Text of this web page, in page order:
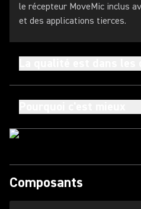
le récepteur MoveMic inclus
et des applications tierces.
Composants